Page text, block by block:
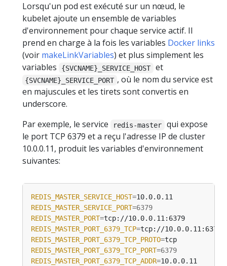
Lorsqu'un pod est exécuté sur un nœud, le
kubelet ajoute un ensemble de variables
d'environnement pour chaque service actif. Il
prend en charge à la fois les variables Docker links
(voir makeLinkVariables) et plus simplement les
variables
{SVCNAME}_SERVICE_HOST et
{SVCNAME}_SERVICE_PORT , où le nom du service est
en majuscules et les tirets sont convertis en
underscore.
Par exemple, le service
redis-master
qui expose
le port TCP 6379 et a reçu l'adresse IP de cluster
10.0.0.11, produit les variables d'environnement
suivantes:
REDIS_MASTER_SERVICE_HOST=
REDIS_MASTER_SERVICE_PORT=6379
REDIS_MASTER_PORT=
REDIS_MASTER_PORT_6379_TCP=
REDIS_MASTER_PORT_6379_TCP_PROTO=
REDIS_MASTER_PORT_6379_TCP_PORT=6379
REDIS_MASTER_PORT_6379_TCP_ADDR=